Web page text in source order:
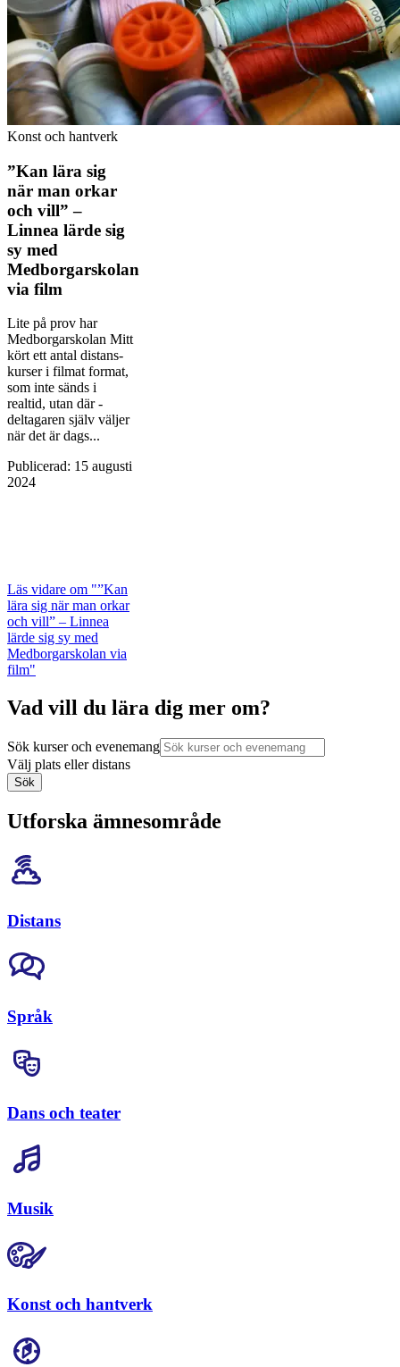
Konst och hantverk
”Kan lära sig
när man orkar
och vill” –
Linnea lärde sig
sy med
Medborgarskolan
via film
Lite på prov har
Medborgarskolan Mitt
kört ett antal distans­
kurser i filmat format,
som inte sänds i
realtid, utan där ­
deltagaren själv väljer
när det är dags...
Publicerad: 15 augusti
2024
Läs vidare om "”Kan
lära sig när man orkar
och vill” – Linnea
lärde sig sy med
Medborgarskolan via
film"
Vad vill du lära dig mer om?
Sök kurser och evenemang
Välj plats eller distans
Sök
Utforska ämnesområde
Distans
Språk
Dans och teater
Musik
Konst och hantverk